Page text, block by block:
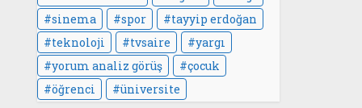
sinema
spor
tayyip erdoğan
teknoloji
tvsaire
yargı
yorum analiz görüş
çocuk
öğrenci
üniversite